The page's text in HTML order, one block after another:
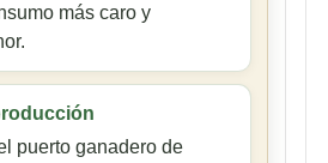
más caro y
puerto ganadero de